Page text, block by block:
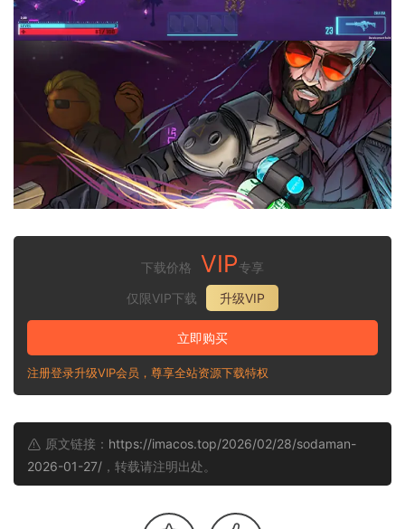
下载价格 VIP专享
仅限VIP下载
升级VIP
立即购买
注册登录升级VIP会员，尊享全站资源下载特权
原文链接： https://imacos.top/2026/02/28/sodaman-
2026-01-27/ ，转载请注明出处。